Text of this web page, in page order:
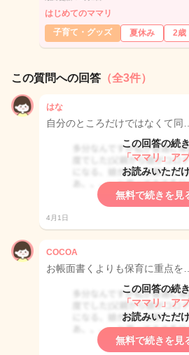
はじめてのママリ
子育て・グッズ
夏休み 2歳
この質問への回答 （全3件）
はな
自分のところだけではなくて同…
この回答の続
「ママリ」ア
お読みいただ
無料で続きを見
4月1日
COCOA
お帳面書くよりも保育に重点を…
この回答の続
「ママリ」ア
お読みいただ
無料で続きを見